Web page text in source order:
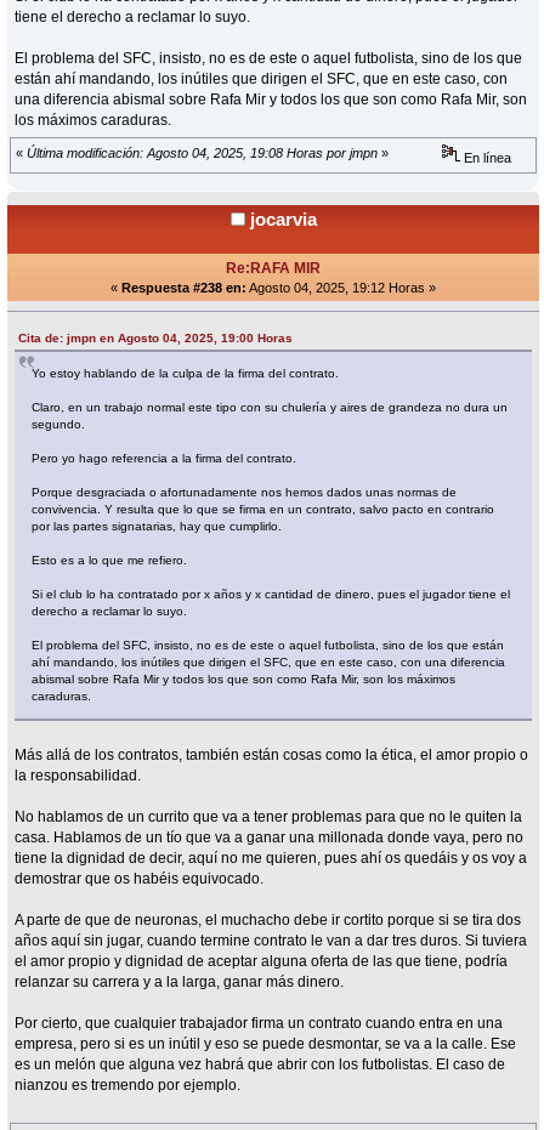
tiene el derecho a reclamar lo suyo.
El problema del SFC, insisto, no es de este o aquel futbolista, sino de los que
están ahí mandando, los inútiles que dirigen el SFC, que en este caso, con
una diferencia abismal sobre Rafa Mir y todos los que son como Rafa Mir, son
los máximos caraduras.
« Última modificación: Agosto 04, 2025, 19:08 Horas por jmpn » En línea
jocarvia
Re:RAFA MIR
« Respuesta #238 en: Agosto 04, 2025, 19:12 Horas »
Cita de: jmpn en Agosto 04, 2025, 19:00 Horas
Yo estoy hablando de la culpa de la firma del contrato.
Claro, en un trabajo normal este tipo con su chulería y aires de grandeza no dura un
segundo.
Pero yo hago referencia a la firma del contrato.
Porque desgraciada o afortunadamente nos hemos dados unas normas de
convivencia. Y resulta que lo que se firma en un contrato, salvo pacto en contrario
por las partes signatarias, hay que cumplirlo.
Esto es a lo que me refiero.
Si el club lo ha contratado por x años y x cantidad de dinero, pues el jugador tiene el
derecho a reclamar lo suyo.
El problema del SFC, insisto, no es de este o aquel futbolista, sino de los que están
ahí mandando, los inútiles que dirigen el SFC, que en este caso, con una diferencia
abismal sobre Rafa Mir y todos los que son como Rafa Mir, son los máximos
caraduras.
Más allá de los contratos, también están cosas como la ética, el amor propio o
la responsabilidad.
No hablamos de un currito que va a tener problemas para que no le quiten la
casa. Hablamos de un tío que va a ganar una millonada donde vaya, pero no
tiene la dignidad de decir, aquí no me quieren, pues ahí os quedáis y os voy a
demostrar que os habéis equivocado.
A parte de que de neuronas, el muchacho debe ir cortito porque si se tira dos
años aquí sin jugar, cuando termine contrato le van a dar tres duros. Si tuviera
el amor propio y dignidad de aceptar alguna oferta de las que tiene, podría
relanzar su carrera y a la larga, ganar más dinero.
Por cierto, que cualquier trabajador firma un contrato cuando entra en una
empresa, pero si es un inútil y eso se puede desmontar, se va a la calle. Ese
es un melón que alguna vez habrá que abrir con los futbolistas. El caso de
nianzou es tremendo por ejemplo.